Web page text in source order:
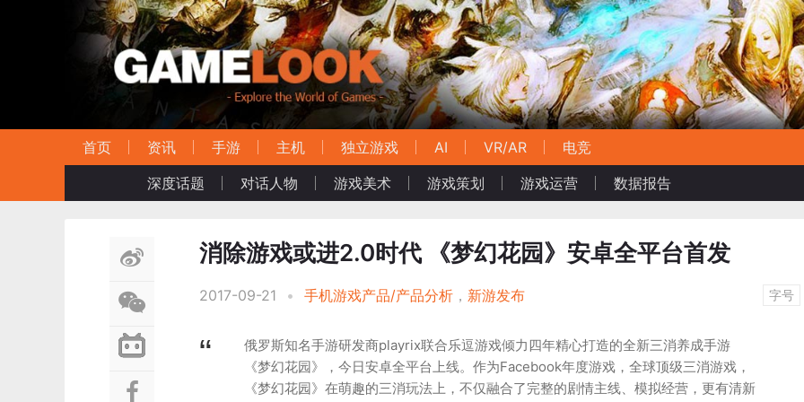
首页 资讯 手游 主机 独立游戏 AI VR/AR
电竞
深度话题
对话人物 游戏美术 游戏策划 游戏运营 数据报告
消除游戏或进2.0时代 《梦幻花园》安卓全平台首发
2017-09-21 • 手机游戏产品/产品分析 ， 新游发布 字号
俄罗斯知名手游研发商playrix联合乐逗游戏倾力四年精心打造的全新三消养成手游
《梦幻花园》，今日安卓全平台上线。作为Facebook年度游戏，全球顶级三消游戏，
《梦幻花园》在萌趣的三消玩法上，不仅融合了完整的剧情主线、模拟经营，更有清新